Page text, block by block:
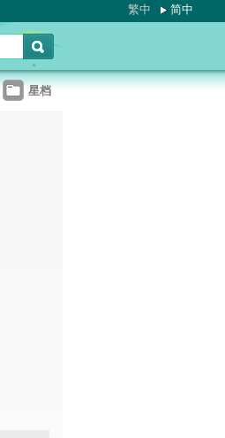
繁中 简中
星档